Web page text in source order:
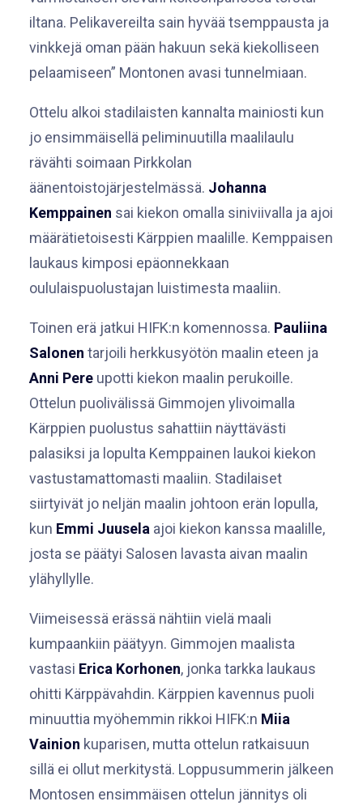
iltana. Pelikavereilta sain hyvää tsemppausta ja
vinkkejä oman pään hakuun sekä kiekolliseen
pelaamiseen” Montonen avasi tunnelmiaan.
Ottelu alkoi stadilaisten kannalta mainiosti kun
jo ensimmäisellä peliminuutilla maalilaulu
rävähti soimaan Pirkkolan
äänentoistojärjestelmässä. Johanna
Kemppainen sai kiekon omalla siniviivalla ja ajoi
määrätietoisesti Kärppien maalille. Kemppaisen
laukaus kimposi epäonnekkaan
oululaispuolustajan luistimesta maaliin.
Toinen erä jatkui HIFK:n komennossa. Pauliina
Salonen tarjoili herkkusyötön maalin eteen ja
Anni Pere upotti kiekon maalin perukoille.
Ottelun puolivälissä Gimmojen ylivoimalla
Kärppien puolustus sahattiin näyttävästi
palasiksi ja lopulta Kemppainen laukoi kiekon
vastustamattomasti maaliin. Stadilaiset
siirtyivät jo neljän maalin johtoon erän lopulla,
kun Emmi Juusela ajoi kiekon kanssa maalille,
josta se päätyi Salosen lavasta aivan maalin
ylähyllylle.
Viimeisessä erässä nähtiin vielä maali
kumpaankiin päätyyn. Gimmojen maalista
vastasi Erica Korhonen, jonka tarkka laukaus
ohitti Kärppävahdin. Kärppien kavennus puoli
minuuttia myöhemmin rikkoi HIFK:n Miia
Vainion kuparisen, mutta ottelun ratkaisuun
sillä ei ollut merkitystä. Loppusummerin jälkeen
Montosen ensimmäisen ottelun jännitys oli